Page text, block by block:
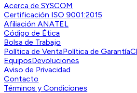
Acerca de SYSCOM
Certificación ISO 9001:2015
Afiliación ANATEL
Código de Ética
Bolsa de Trabajo
Política de VentaPolítica de Garantía
EquiposDevoluciones
Aviso de Privacidad
Contacto
Términos y Condiciones